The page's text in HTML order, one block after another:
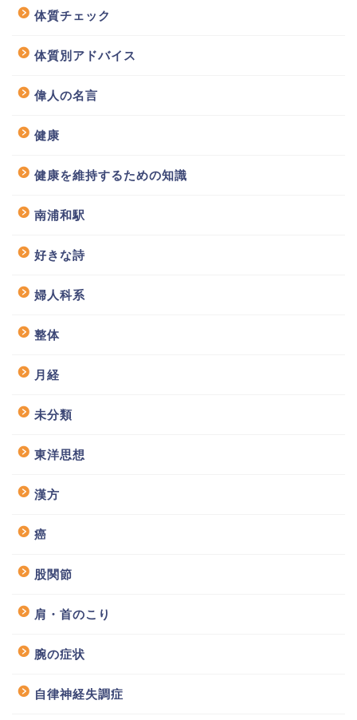
体質チェック
体質別アドバイス
偉人の名言
健康
健康を維持するための知識
南浦和駅
好きな詩
婦人科系
整体
月経
未分類
東洋思想
漢方
癌
股関節
肩・首のこり
腕の症状
自律神経失調症